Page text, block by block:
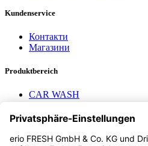
Kundenservice
Контакти
Магазини
Produktbereich
CAR WASH
AEROTEC Compressors
Nayax Cashless